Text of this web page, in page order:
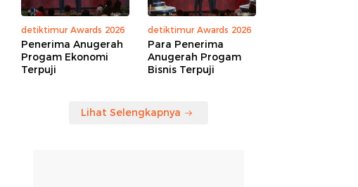
detiktimur Awards 2026
Penerima Anugerah
Progam Ekonomi
Terpuji
detiktimur Awards 2026
Para Penerima
Anugerah Progam
Bisnis Terpuji
Lihat Selengkapnya